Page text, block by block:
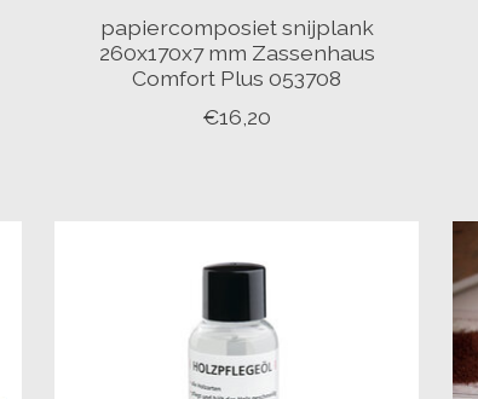
papiercomposiet snijplank
260x170x7 mm Zassenhaus
Comfort Plus 053708
€16,20